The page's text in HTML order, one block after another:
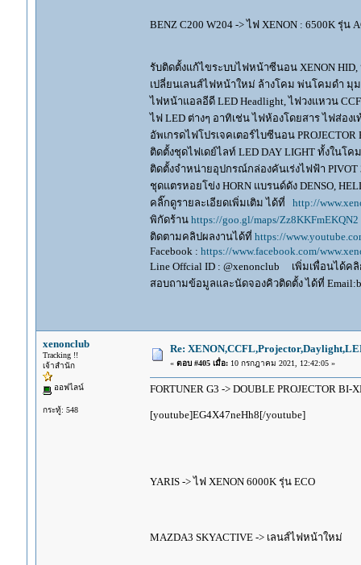
BENZ C200 W204 -> ไฟ XENON : 6500K รุ่น
รับติดตั้งแก้ไขระบบไฟหน้าซีนอน XENON
เปลี่ยนเลนส์ไฟหน้าใหม่ ล้างโคม พ่นโคมดำ มุ
ไฟหน้าแอลอีดี LED Headlight, ไฟวงแหวน
ไฟ LED ต่างๆ อาทิเช่น ไฟห้องโดยสาร ไฟส่อ
อัพเกรดไฟโปรเจคเตอร์ไบซีนอน
ติดตั้งชุดไฟเดย์ไลท์ LED DAY LIGHT ทั้งในโ
ติดตั้งจำหน่ายอุปกรณ์กล่องคันเร่งไฟฟ้า PIVOT
ชุดแตรหอยโข่ง HORN แบรนด์ดัง DENSO,
คลิ๊กดูรายละเอียดเพิ่มเติม ได้ที่ http://
พิกัดร้าน https://goo.gl/maps/Zz8KKFmEKQN2
ติดตามคลิปผลงานได้ที่ https://
Facebook : https://www.facebook.com/
Line Offcial ID : @xenonclub เพิ่มเพื่อนได้ค
สอบถามข้อมูลและนัดจองคิวติดตั้ง ได้ที่
xenonclub
Tracking !!
เจ้าสำนัก
ออฟไลน์
กระทู้: 548
Re:
« ตอบ #405 เมื่อ:10 กรกฎาคม 2021, 12:42:05 »
FORTUNER G3 -> DOUBLE PROJECTOR BI-
[youtube]EG4X47neHh8[/youtube]
YARIS -> ไฟ XENON 6000K รุ่น ECO
MAZDA3 SKYACTIVE -> เลนส์ไฟหน้าใหม่